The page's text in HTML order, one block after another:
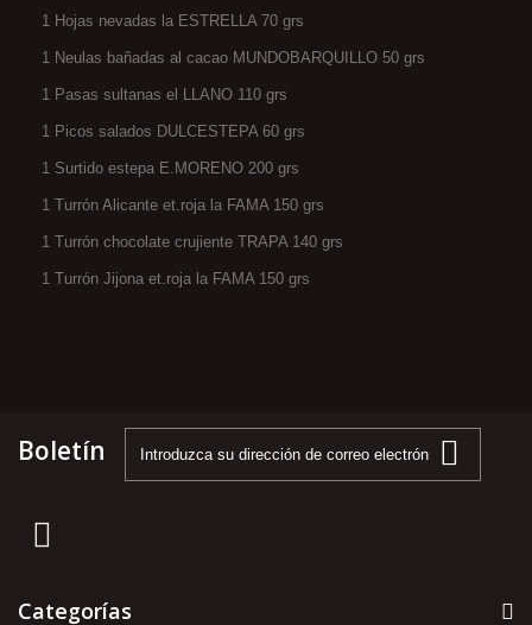
1 Hojas nevadas la ESTRELLA 70 grs
1 Neulas bañadas al cacao MUNDOBARQUILLO 50 grs
1 Pasas sultanas el LLANO 110 grs
1 Picos salados DULCESTEPA 60 grs
1 Surtido estepa E.MORENO 200 grs
1 Turrón Alicante et.roja la FAMA 150 grs
1 Turrón chocolate crujiente TRAPA 140 grs
1 Turrón Jijona et.roja la FAMA 150 grs
Boletín
Categorías